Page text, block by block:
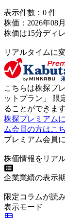
表示件數： 0 件
株価：2026年08
株価は15分ディ
リアルタイムに
こちらは株探プ
ットプラン 」 限
ることができます
株探プレミアム
ム会員の方はこ
プレミアム会員
株価情報をリア
企業業績の表示
限定コラムが読
表示モード